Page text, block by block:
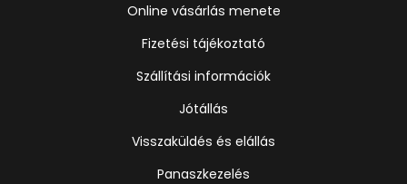
Online vásárlás menete
Fizetési tájékoztató
Szállítási információk
Jótállás
Visszaküldés és elállás
Panaszkezelés